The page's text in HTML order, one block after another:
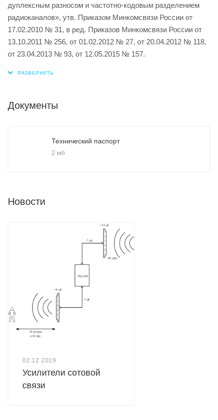
дуплексным разносом и частотно-кодовым разделением
радиоканалов», утв. Приказом Минкомсвязи России от
17.02.2010 № 31, в ред. Приказов Минкомсвязи России от
13.10.2011 № 256, от 01.02.2012 № 27, от 20.04.2012 № 118,
от 23.04.2013 № 93, от 12.05.2015 № 157.
Документы
Технический паспорт
2 мб
Новости
02.12.2019
Усилители сотовой
связи